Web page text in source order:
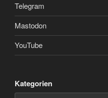
Telegram
Mastodon
YouTube
Kategorien